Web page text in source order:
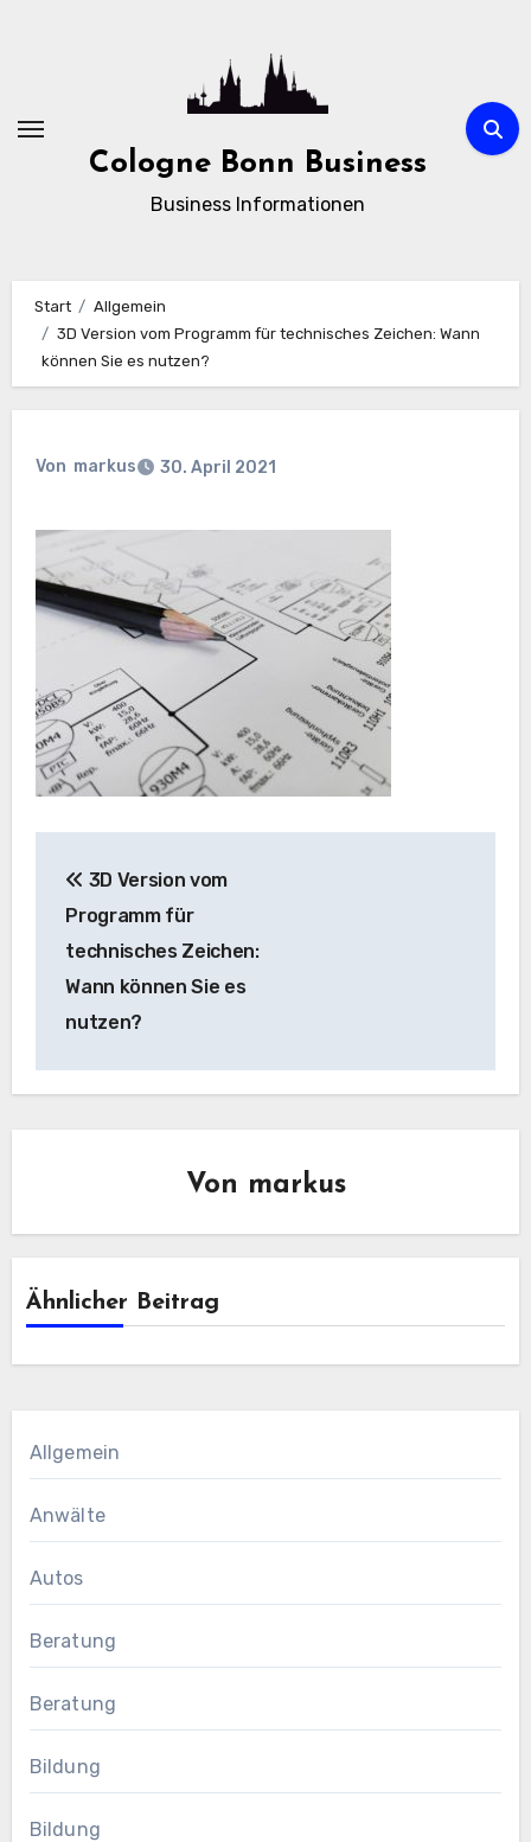
Cologne Bonn Business
Business Informationen
Start
Allgemein
3D Version vom Programm für technisches Zeichen: Wann
können Sie es nutzen?
Von markus 30. April 2021
3D Version vom
Programm für
technisches Zeichen:
Wann können Sie es
nutzen?
Von markus
Ähnlicher Beitrag
Allgemein
Anwälte
Autos
Beratung
Beratung
Bildung
Bildung